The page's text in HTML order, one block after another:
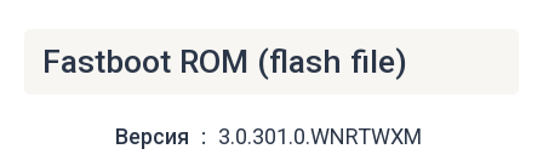
Fastboot ROM (flash file)
Версия
3.0.301.0.WNRTWXM